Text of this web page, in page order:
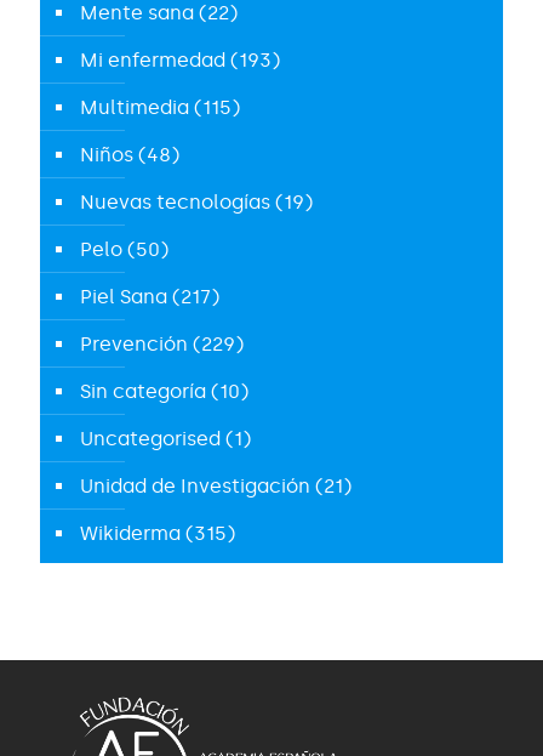
Mente sana (22)
Mi enfermedad (193)
Multimedia (115)
Niños (48)
Nuevas tecnologías (19)
Pelo (50)
Piel Sana (217)
Prevención (229)
Sin categoría (10)
Uncategorised (1)
Unidad de Investigación (21)
Wikiderma (315)